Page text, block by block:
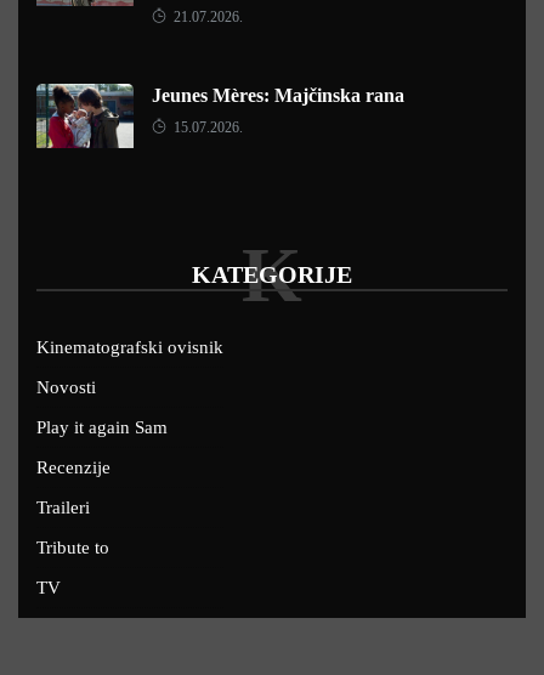
21.07.2026.
Jeunes Mères: Majčinska rana
15.07.2026.
KATEGORIJE
K
Kinematografski ovisnik
Novosti
Play it again Sam
Recenzije
Traileri
Tribute to
TV